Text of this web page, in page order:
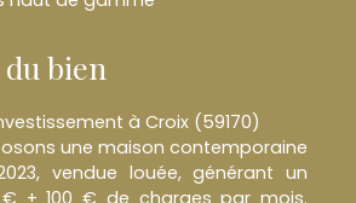
bien
à Croix (59170)
une maison contemporaine
vendue louée, générant un